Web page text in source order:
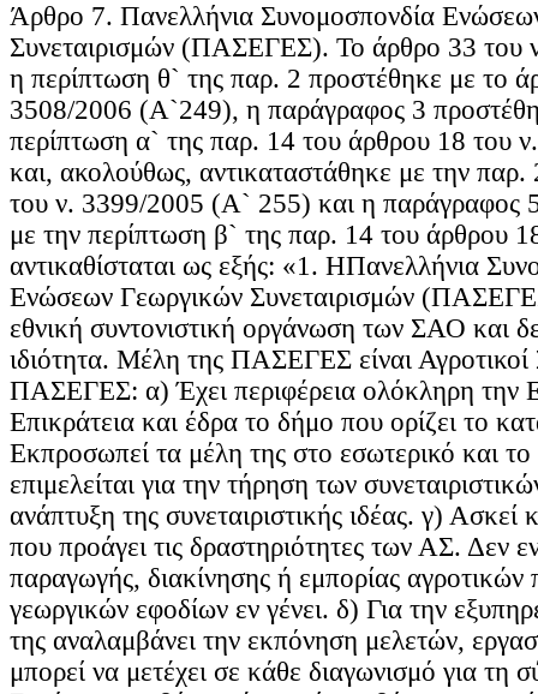
Άρθρο 7. Πανελλήνια Συνομοσπονδία
Συνεταιρισμών (ΠΑΣΕΓΕΣ). Το άρθρο 33 του
η περίπτωση θ` της παρ. 2 προστέθηκε με το
3508/2006 (Α`249), η παράγραφος 3
περίπτωση α` της παρ. 14 του άρθρου 18 του
και, ακολούθως, αντικαταστάθηκε με την
του ν. 3399/2005 (Α` 255) και η παράγραφος
με την περίπτωση β` της παρ. 14 του άρθρου
αντικαθίσταται ως εξής: «1. ΗΠανελλήνια
Ενώσεων Γεωργικών Συνεταιρισμών
εθνική συντονιστική οργάνωση των ΣΑΟ και
ιδιότητα. Μέλη της ΠΑΣΕΓΕΣ είναι Αγροτικοί
ΠΑΣΕΓΕΣ: α) Έχει περιφέρεια ολόκληρη την
Επικράτεια και έδρα το δήμο που ορίζει το
Εκπροσωπεί τα μέλη της στο εσωτερικό και το
επιμελείται για την τήρηση των
ανάπτυξη της συνεταιριστικής ιδέας. γ) Ασκεί
που προάγει τις δραστηριότητες των ΑΣ. Δεν
παραγωγής, διακίνησης ή εμπορίας αγροτικών
γεωργικών εφοδίων εν γένει. δ) Για την
της αναλαμβάνει την εκπόνηση μελετών,
μπορεί να μετέχει σε κάθε διαγωνισμό για τη